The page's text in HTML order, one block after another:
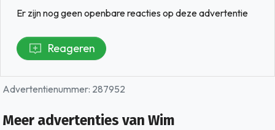
Er zijn nog geen openbare reacties op deze advertentie
Reageren
Advertentienummer: 287952
Meer advertenties van Wim